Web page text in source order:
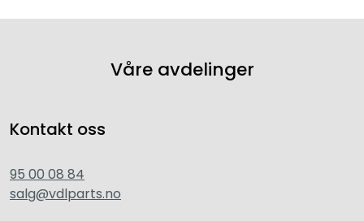
Våre avdelinger
Kontakt oss
95 00 08 84
salg@vdlparts.no